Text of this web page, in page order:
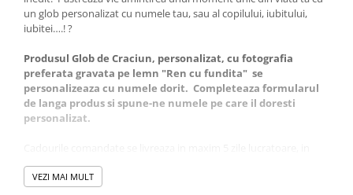
un glob personalizat cu numele tau, sau al copilului, iubitului,
iubitei….! ?
Produsul Glob de Craciun, personalizat, cu fotografia
preferata gravata pe lemn "Ren cu fundita" se
personalizeaza cu numele dorit. Completeaza formularul
de langa produs si spune-ne numele pe care il doresti
personalizat.
VEZI MAI MULT